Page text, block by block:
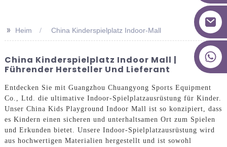
>> Heim China Kinderspielplatz Indoor-Mall
China Kinderspielplatz Indoor Mall |
Führender Hersteller Und Lieferant
Entdecken Sie mit Guangzhou Chuangyong Sports Equipment
Co., Ltd. die ultimative Indoor-Spielplatzausrüstung für Kinder.
Unser China Kids Playground Indoor Mall ist so konzipiert, dass
es Kindern einen sicheren und unterhaltsamen Ort zum Spielen
und Erkunden bietet. Unsere Indoor-Spielplatzausrüstung wird
aus hochwertigen Materialien hergestellt und ist sowohl